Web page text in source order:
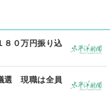
８０万円振り込
選 現職は全員